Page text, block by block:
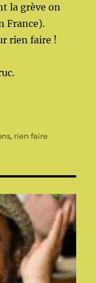
la grève on
France).
rien faire !
, rien faire